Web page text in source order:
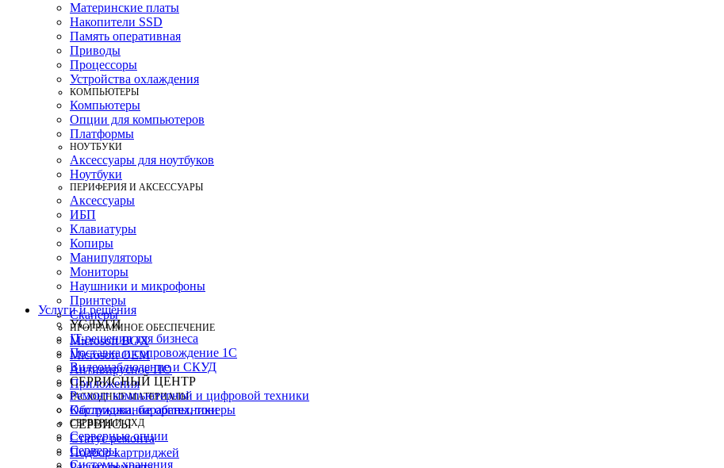
Материнские платы
Накопители SSD
Память оперативная
Приводы
Процессоры
Устройства охлаждения
КОМПЬЮТЕРЫ
Компьютеры
Опции для компьютеров
Платформы
НОУТБУКИ
Аксессуары для ноутбуков
Ноутбуки
ПЕРИФЕРИЯ И АКСЕССУАРЫ
Аксессуары
ИБП
Клавиатуры
Копиры
Манипуляторы
Мониторы
Наушники и микрофоны
Принтеры
Сканеры
ПРОГРАММНОЕ ОБЕСПЕЧЕНИЕ
Microsoft BOX
Microsoft OEM
Антивирусное ПО
Приложения
РАСХОДНЫЕ МАТЕРИАЛЫ
Картриджи, барабаны, тонеры
СЕРВЕРЫ И СХД
Серверные опции
Серверы
Системы хранения
Услуги и решения
УСЛУГИ
IT-решения для бизнеса
Поставка и сопровождение 1C
Видеонаблюдение и СКУД
СЕРВИСНЫЙ ЦЕНТР
Ремонт компьютерной и цифровой техники
Обслуживание оргтехники
СЕРВИСЫ
Статус ремонта
Подбор картриджей